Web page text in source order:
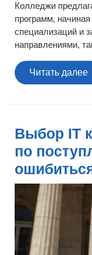
Колледжи
программ,
специализаций и
направлениями,
Читать далее
Выбор IT
по